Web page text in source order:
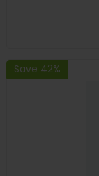
Save 42%